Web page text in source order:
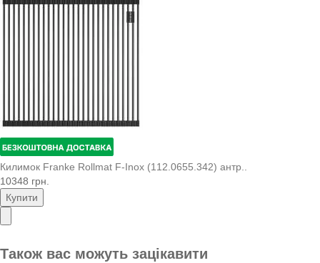
Килимок Franke Rollmat F-Inox (112.0655.342) антр..
10348 грн.
Купити
Також вас можуть зацікавити